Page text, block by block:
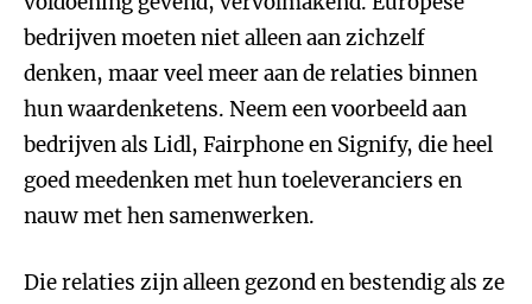
bedrijven moeten niet alleen aan zichzelf
denken, maar veel meer aan de relaties binnen
hun waardenketens. Neem een voorbeeld aan
bedrijven als Lidl, Fairphone en Signify, die heel
goed meedenken met hun toeleveranciers en
nauw met hen samenwerken.
Die relaties zijn alleen gezond en bestendig als ze